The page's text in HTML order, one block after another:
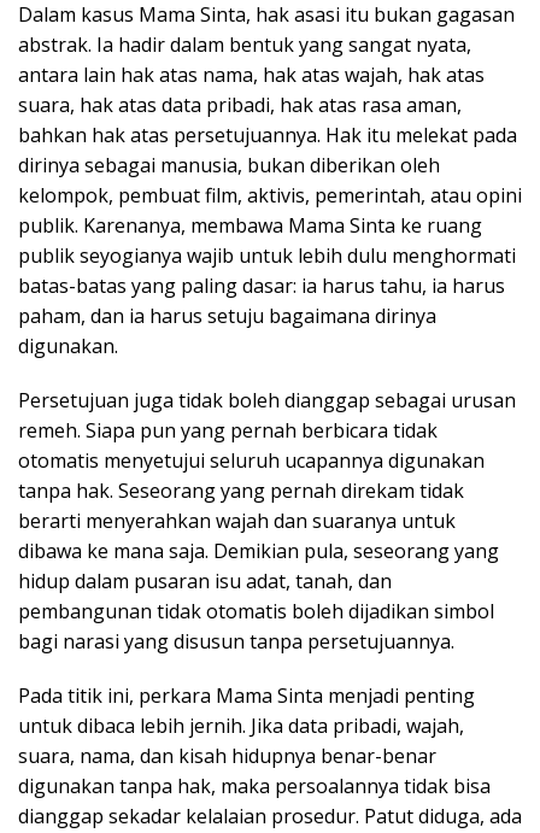
Dalam kasus Mama Sinta, hak asasi itu bukan gagasan
abstrak. Ia hadir dalam bentuk yang sangat nyata,
antara lain hak atas nama, hak atas wajah, hak atas
suara, hak atas data pribadi, hak atas rasa aman,
bahkan hak atas persetujuannya. Hak itu melekat pada
dirinya sebagai manusia, bukan diberikan oleh
kelompok, pembuat film, aktivis, pemerintah, atau opini
publik. Karenanya, membawa Mama Sinta ke ruang
publik seyogianya wajib untuk lebih dulu menghormati
batas-batas yang paling dasar: ia harus tahu, ia harus
paham, dan ia harus setuju bagaimana dirinya
digunakan.
Persetujuan juga tidak boleh dianggap sebagai urusan
remeh. Siapa pun yang pernah berbicara tidak
otomatis menyetujui seluruh ucapannya digunakan
tanpa hak. Seseorang yang pernah direkam tidak
berarti menyerahkan wajah dan suaranya untuk
dibawa ke mana saja. Demikian pula, seseorang yang
hidup dalam pusaran isu adat, tanah, dan
pembangunan tidak otomatis boleh dijadikan simbol
bagi narasi yang disusun tanpa persetujuannya.
Pada titik ini, perkara Mama Sinta menjadi penting
untuk dibaca lebih jernih. Jika data pribadi, wajah,
suara, nama, dan kisah hidupnya benar-benar
digunakan tanpa hak, maka persoalannya tidak bisa
dianggap sekadar kelalaian prosedur. Patut diduga, ada